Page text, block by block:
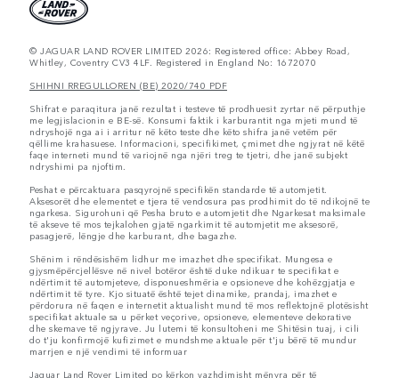
© JAGUAR LAND ROVER LIMITED 2026: Registered office: Abbey Road,
Whitley, Coventry CV3 4LF. Registered in England No: 1672070
SHIHNI RREGULLOREN (BE) 2020/740 PDF
Shifrat e paraqitura janë rezultat i testeve të prodhuesit zyrtar në përputhje
me legjislacionin e BE-së. Konsumi faktik i karburantit nga mjeti mund të
ndryshojë nga ai i arritur në këto teste dhe këto shifra janë vetëm për
qëllime krahasuese. Informacioni, specifikimet, çmimet dhe ngjyrat në këtë
faqe interneti mund të variojnë nga njëri treg te tjetri, dhe janë subjekt
ndryshimi pa njoftim.
Peshat e përcaktuara pasqyrojnë specifikën standarde të automjetit.
Aksesorët dhe elementet e tjera të vendosura pas prodhimit do të ndikojnë te
ngarkesa. Sigurohuni që Pesha bruto e automjetit dhe Ngarkesat maksimale
të akseve të mos tejkalohen gjatë ngarkimit të automjetit me aksesorë,
pasagjerë, lëngje dhe karburant, dhe bagazhe.
Shënim i rëndësishëm lidhur me imazhet dhe specifikat. Mungesa e
gjysmëpërcjellësve në nivel botëror është duke ndikuar te specifikat e
ndërtimit të automjeteve, disponueshmëria e opsioneve dhe kohëzgjatja e
ndërtimit të tyre. Kjo situatë është tejet dinamike, prandaj, imazhet e
përdorura në faqen e internetit aktualisht mund të mos reflektojnë plotësisht
specifikat aktuale sa u përket veçorive, opsioneve, elementeve dekorative
dhe skemave të ngjyrave. Ju lutemi të konsultoheni me Shitësin tuaj, i cili
do t'ju konfirmojë kufizimet e mundshme aktuale për t'ju bërë të mundur
marrjen e një vendimi të informuar
Jaguar Land Rover Limited po kërkon vazhdimisht mënyra për të